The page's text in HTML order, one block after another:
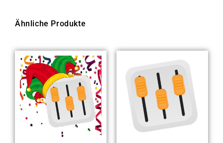
Ähnliche Produkte